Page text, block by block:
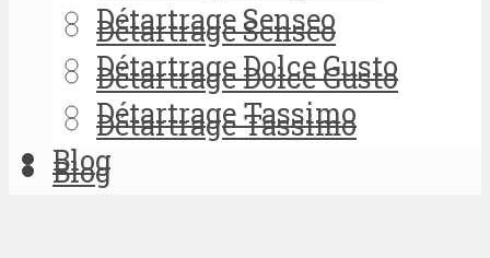
Détartrage Senseo
Détartrage Dolce Gusto
Détartrage Tassimo
Blog
Détartrage Senseo
Détartrage Dolce Gusto
Détartrage Tassimo
Blog